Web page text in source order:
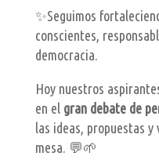
✨Seguimos
conscientes,
democracia.
Hoy nuestros
en el gran debate de
las ideas, propuestas y
mesa. 💬🌱